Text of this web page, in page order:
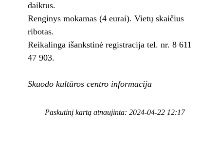
daiktus.
Renginys mokamas (4 eurai). Vietų skaičius
ribotas.
Reikalinga išankstinė registracija tel. nr. 8 611
47 903.
Skuodo kultūros centro informacija
Paskutinį kartą atnaujinta: 2024-04-22 12:17